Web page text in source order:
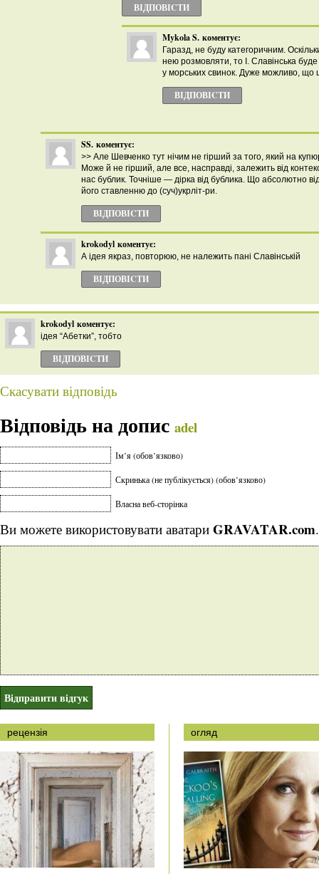
ВІДПОВІCТИ
Mykola S. коментує:
Гаразд, не буду категоричним.
нею розмовляти, то І. Славінська
у морських свинок. Дуже можливо, що
ВІДПОВІCТИ
SS. коментує:
>> Але Шевченко тут нічим не гірший за того, який на
Може й не гірший, але все, насправді, залежить від
нас бублик. Точніше — дірка від бублика. Що абсолютно
його ставленню до (суч)укрліт-ри.
ВІДПОВІCТИ
krokodyl коментує:
А ідея якраз, повторюю, не належить пані Славінській
ВІДПОВІCТИ
krokodyl коментує:
ідея “Абетки”, тобто
ВІДПОВІCТИ
Скасувати відповідь
Відповідь на допис adel
Ім’я (обов’язково)
Скринька (не публікується) (обов’язково)
Власна веб-сторінка
Ви можете використовувати аватари GRAVATAR.com.
рецензія огляд